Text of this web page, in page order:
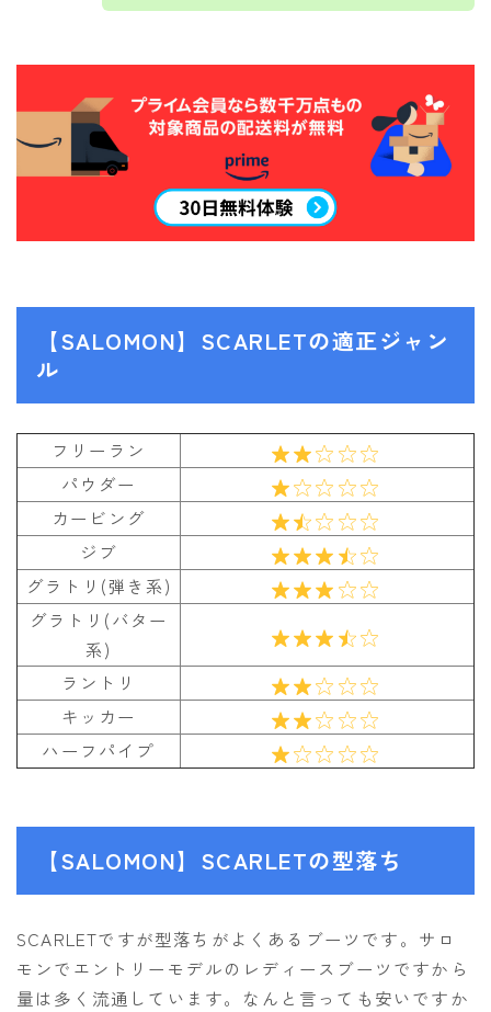
SALOMON
SCAPE
THE NORTH FACE
VOLCOM
【SALOMON】SCARLETの適正ジャン
ル
フリーラン
パウダー
カービング
ジブ
グラトリ(弾き系)
グラトリ(バター
系)
ラントリ
キッカー
ハーフパイプ
【SALOMON】SCARLETの型落ち
SCARLETですが型落ちがよくあるブーツです。サロ
モンでエントリーモデルのレディースブーツですから
量は多く流通しています。なんと言っても安いですか